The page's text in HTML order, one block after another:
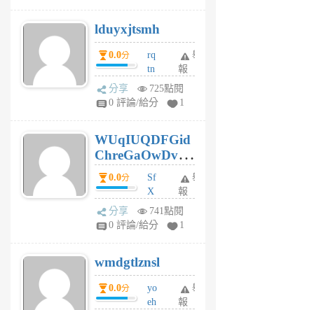
月
前
lduyxjtsmh
0.0分
rq
tn
jt
gl
個
月
前
舉
報
分享
725點閱
0 評論/給分
1
WUqIUQDFGid
ChreGaOwDv
dY0.0分
Sf
X
Pe
Jc
R
P
m
v
舉
報
分享
741點閱
0 評論/給分
1
wmdgtlznsl
0.0分
yo
eh
舉
報